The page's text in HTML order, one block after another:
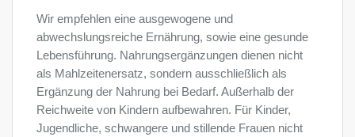
Wir empfehlen eine ausgewogene und
abwechslungsreiche Ernährung, sowie eine gesunde
Lebensführung. Nahrungsergänzungen dienen nicht
als Mahlzeitenersatz, sondern ausschließlich als
Ergänzung der Nahrung bei Bedarf. Außerhalb der
Reichweite von Kindern aufbewahren. Für Kinder,
Jugendliche, schwangere und stillende Frauen nicht